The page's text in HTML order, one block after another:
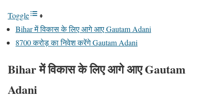
Toggle
Bihar में विकास के लिए आगे आए Gautam Adani
8700 करोड़ का निवेश करेंगे Gautam Adani
Bihar में विकास के लिए आगे आए Gautam
Adani